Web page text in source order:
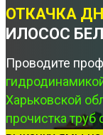
ОТКАЧКА
ИЛОСОС
Проводите
Харьковской
прочистка